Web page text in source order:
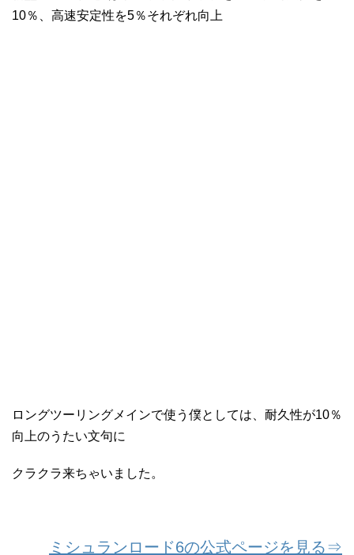
10％、高速安定性を5％それぞれ向上
ロングツーリングメインで使う僕としては、耐久性が10％
向上のうたい文句に
クラクラ来ちゃいました。
ミシュランロード6の公式ページを見る⇒